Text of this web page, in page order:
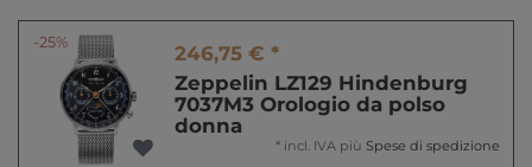
-25%
246,75 € *
Zeppelin LZ129 Hindenburg
7037M3 Orologio da polso
donna
* incl. IVA più Spese di spedizione